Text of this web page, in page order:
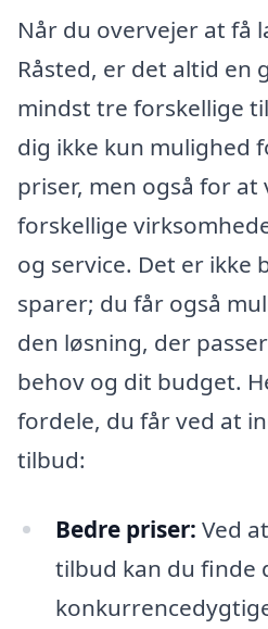
Når du overvejer at få
Råsted, er det altid en
mindst tre forskellige
dig ikke kun mulighed
priser, men også for at
forskellige
og service. Det er ikke
sparer; du får også
den løsning, der
behov og dit budget.
fordele, du får ved at
tilbud:
Bedre priser: Ved
tilbud kan du finde